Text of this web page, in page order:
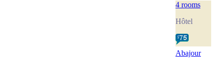
4 rooms
Hôtel
Abajour